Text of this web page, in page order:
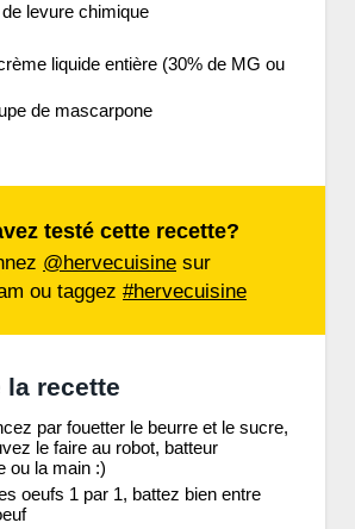
levure chimique
liquide entière (30% de MG ou
de mascarpone
testé cette recette?
@hervecuisine sur
ou taggez #hervecuisine
la recette
par fouetter le beurre et le sucre,
le faire au robot, batteur
ou la main :)
oeufs 1 par 1, battez bien entre